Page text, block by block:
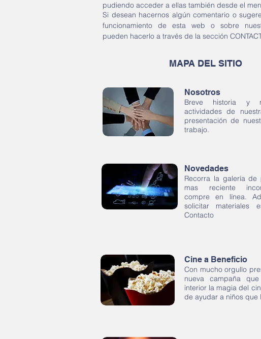
pudiendo acceder a ellas también desde el
Si desean hacernos algún comentario o
funcionamiento de esta web o sobre
pueden hacerlo a través de la sección
MAPA DEL SITIO
Nosotros
Breve historia y
actividades de
presentación de
trabajo.
Novedades
Recorra la galería de
mas reciente
compre en línea.
solicitar materiales
Contacto
Cine a Beneficio
Con mucho orgullo
nueva campaña
interior la magia del
de ayudar a niños que